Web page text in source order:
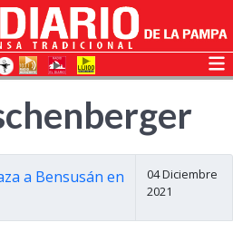
a Bensusán en
04 Diciembre
2021